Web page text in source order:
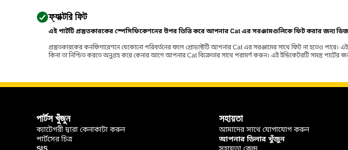
ফ্যাক্টরি ফিট
এই পার্টটি প্রস্তুতকারকের স্পেসিফিকেশনের উপর ভিত্তি করে আপনার Cat এর সরঞ্জামগুলিকে ফিট করার জন্য
প্রস্তুতকারকের কনফিগারেশনে যেকোনো পরিবর্তনের ফলে প্রোডাক্টটি আপনার Cat এর সরঞ্জামের সাথে ফিট না হতেও
কিনা তা নিশ্চিত করতে অনুগ্রহ করে কেনার আগে আপনার Cat বিক্রেতার সাথে পরামর্শ করুন। এই ইন্ডিকেটরটি সমস্ত পার্টের জন্য
পার্টস খুঁজুন
ক্যাটেগরী দ্বারা কেনাকাটা করুন
পার্টসের চিত্র
সহায়তা
আমাদের সাথে যোগাযোগ করুন
আপনার ডিলার খুঁজুন